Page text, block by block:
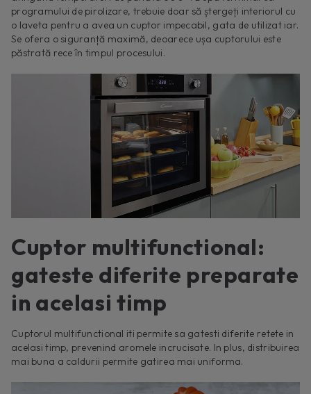
programului de pirolizare, trebuie doar să ștergeți interiorul cu
o laveta pentru a avea un cuptor impecabil, gata de utilizat iar.
Se ofera o siguranță maximă, deoarece ușa cuptorului este
păstrată rece în timpul procesului.
Cuptor multifunctional:
gateste diferite preparate
in acelasi timp
Cuptorul multifunctional iti permite sa gatesti diferite retete in
acelasi timp, prevenind aromele incrucisate. In plus, distribuirea
mai buna a caldurii permite gatirea mai uniforma.